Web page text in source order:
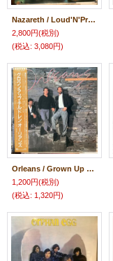
Nazareth / Loud'N'Proud
2,800円(税別)
(税込: 3,080円)
Orleans / Grown Up Children
1,200円(税別)
(税込: 1,320円)